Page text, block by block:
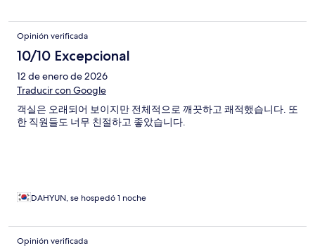
Opinión verificada
10/10 Excepcional
12 de enero de 2026
Traducir con Google
객실은 오래되어 보이지만 전체적으로 깨끗하고 쾌적했습니다. 또
한 직원들도 너무 친절하고 좋았습니다.
DAHYUN, se hospedó 1 noche
Opinión verificada